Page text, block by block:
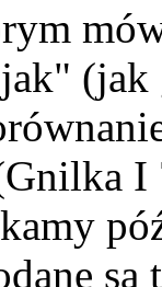
(jak
I
są